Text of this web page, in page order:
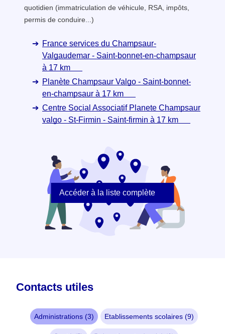
quotidien (immatriculation de véhicule, RSA, impôts,
permis de conduire...)
France services du Champsaur-
Valgaudemar - Saint-bonnet-en-champsaur
à 17 km
Planète Champsaur Valgo - Saint-bonnet-
en-champsaur à 17 km
Centre Social Associatif Planete Champsaur
valgo - St-Firmin - Saint-firmin à 17 km
Accéder à la liste complète
Contacts utiles
Administrations (3) Etablissements scolaires (9)